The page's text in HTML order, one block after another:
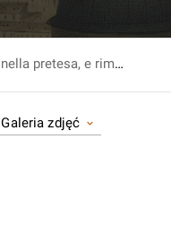
Le Pitture Di Bologna : Che nella pretesa, e rimostrata sin' ora da altri maggiore antichità, e impareggiabile eccellenza nella Pittura, con manifesta evidenza di fatto, rendono Il Passeggiere Disingannato, [...].
Galeria zdjęć